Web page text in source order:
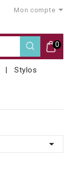
Mon compte
0
Stylos
